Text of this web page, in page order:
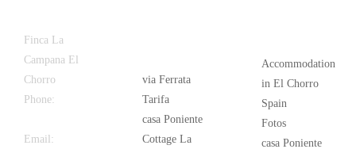
Finca La
Campana El
Chorro
Phone:
Email:
via Ferrata
Tarifa
casa Poniente
Cottage La
Accommodation
in El Chorro
Spain
Fotos
casa Poniente